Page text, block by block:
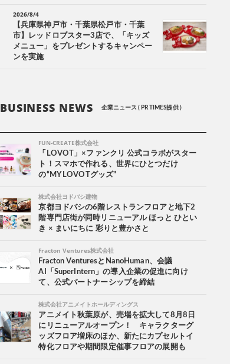
2026/8/4
【兵庫県神戸市・千葉県松戸市・千葉
市】レッドロブスター3店で、「キッズ
メニュー」をプレゼントするキャンペー
ンを実施
BUSINESS NEWS 企業ニュース ( PR TIMES提供 )
FUN-CREATE株式会社
「LOVOT」×ファンクリ 公式コラボがスター
ト！スマホで作れる、世界にひとつだけ
の“MY LOVOTグッズ”
株式会社ヨドバシ建物
京都ヨドバシの6階レストランフロアと地下2
階専門店街が同時リニューアル ほっと ひとい
き × まいにちに 彩りと豊かさと
Fracton Ventures株式会社
Fracton VenturesとNanoHuman、会議
AI「SuperIntern」の導入企業の促進に向け
て、公式パートナーシップを締結
株式会社アニメイトホールディングス
アニメイト秋葉原が、売場を拡大して8月8日
にリニューアルオープン！ キャラクターグ
ッズフロア増床のほか、新たにカプセルトイ
特化フロアや期間限定催事フロアの展開も